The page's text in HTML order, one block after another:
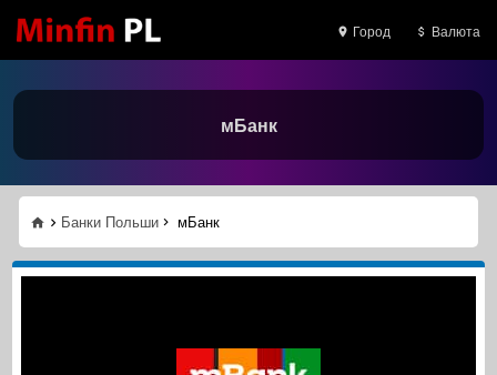
Город Валюта
мБанк
Банки Польши мБанк